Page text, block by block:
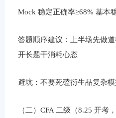
Mock 稳定正确率≥68% 基本
答题顺序建议：上半场先做
开长题干消耗心态
避坑：不要死磕衍生品复杂
（二）CFA 二级（8.25 开考